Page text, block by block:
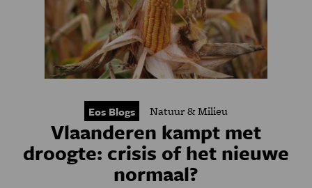
Eos Blogs Natuur & Milieu
Vlaanderen kampt met
droogte: crisis of het nieuwe
normaal?